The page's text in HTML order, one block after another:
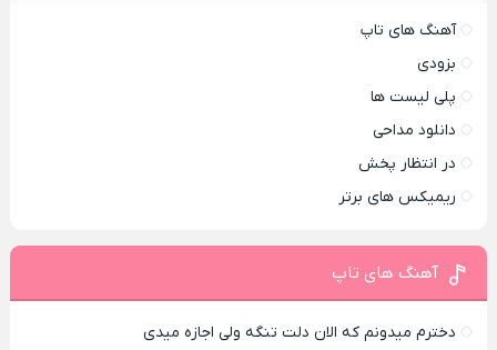
آهنگ های تاپ
بزودی
پلی لیست ها
دانلود مداحی
در انتظار پخش
ریمیکس های برتر
آهنگ های تاپ
دخترم میدونم که الان دلت تنگه ولی اجازه میدی